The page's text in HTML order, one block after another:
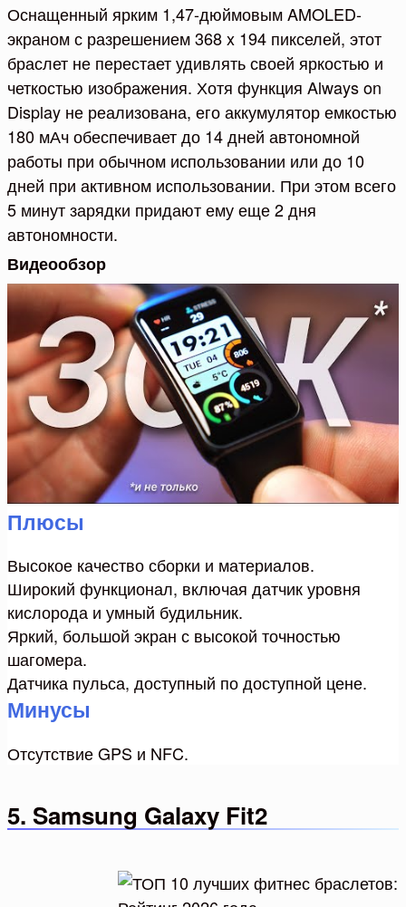
Оснащенный ярким 1,47-дюймовым AMOLED-
экраном с разрешением 368 x 194 пикселей, этот
браслет не перестает удивлять своей яркостью и
четкостью изображения. Хотя функция Always on
Display не реализована, его аккумулятор емкостью
180 мАч обеспечивает до 14 дней автономной
работы при обычном использовании или до 10
дней при активном использовании. При этом всего
5 минут зарядки придают ему еще 2 дня
автономности.
Видеообзор
Плюсы
Высокое качество сборки и материалов.
Широкий функционал, включая датчик уровня
кислорода и умный будильник.
Яркий, большой экран с высокой точностью
шагомера.
Датчика пульса, доступный по доступной цене.
Минусы
Отсутствие GPS и NFC.
5. Samsung Galaxy Fit2